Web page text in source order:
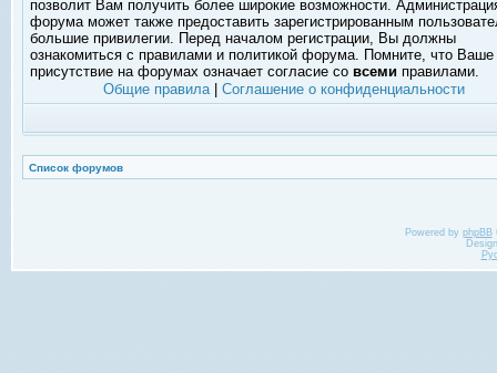
позволит Вам получить более широкие возможности.
форума может также предоставить зарегистрированным
большие привилегии. Перед началом регистрации, Вы должны
ознакомиться с правилами и политикой форума. Помните, что Ваше
присутствие на форумах означает согласие со всеми правилами.
Общие правила| Соглашение о конфиденциальности
Список форумов
Powered by phpBB